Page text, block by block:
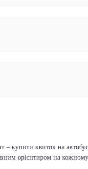
– купити квиток на
орієнтиром на кожному